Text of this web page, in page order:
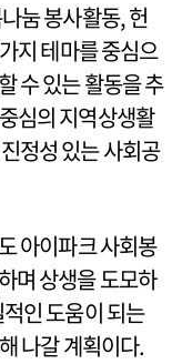
눔 봉사활동, 헌
지 테마를 중심으
수 있는 활동을 추
심의 지역상생활
정성 있는 사회공
아이파크 사회봉
며 상생을 도모하
인 도움이 되는
나갈 계획이다.